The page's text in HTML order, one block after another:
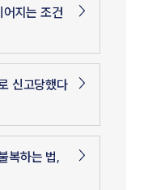
지는 조건
신고당했다
복하는 법,